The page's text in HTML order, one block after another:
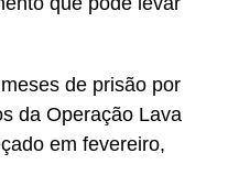
de prisão por
da Operação Lava
em fevereiro,